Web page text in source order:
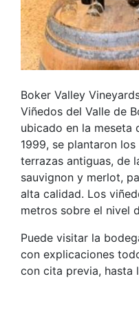
Boker Valley
Viñedos del Valle de
ubicado en la meseta
1999, se plantaron
terrazas antiguas, de
sauvignon y merlot,
alta calidad. Los
metros sobre el nivel
Puede visitar la
con explicaciones
con cita previa, hasta